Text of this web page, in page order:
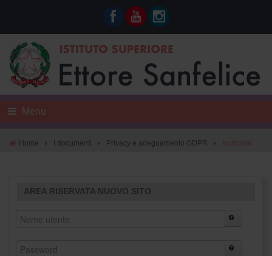
Menu
Home I documenti Privacy e adeguamento GDPR Iscrizioni
AREA RISERVATA NUOVO SITO